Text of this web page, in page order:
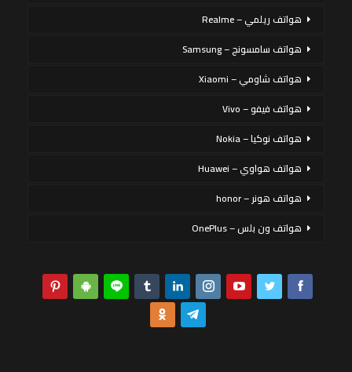
هواتف ريلمي – Realme
هواتف سامسونج – Samsung
هواتف شاومي – Xiaomi
هواتف فيفو – Vivo
هواتف نوكيا – Nokia
هواتف هواوي – Huawei
هواتف هونر – honor
هواتف ون بلس – OnePlus